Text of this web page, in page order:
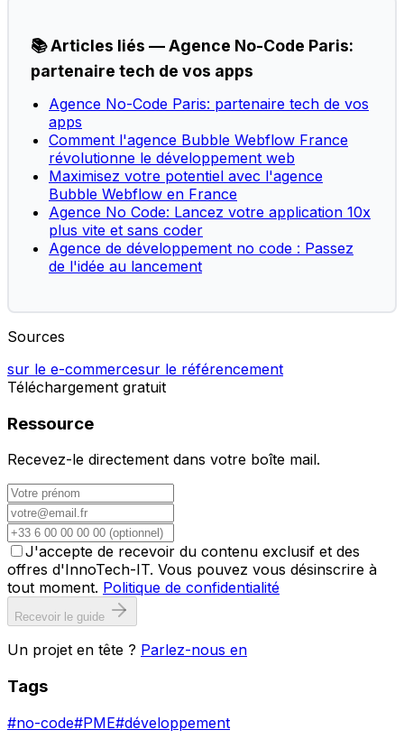
📚 Articles liés — Agence No-Code Paris:
partenaire tech de vos apps
Agence No-Code Paris: partenaire tech de vos
apps
Comment l'agence Bubble Webflow France
révolutionne le développement web
Maximisez votre potentiel avec l'agence
Bubble Webflow en France
Agence No Code: Lancez votre application 10x
plus vite et sans coder
Agence de développement no code : Passez
de l'idée au lancement
Sources
sur le e-commercesur le référencement
Téléchargement gratuit
Ressource
Recevez-le directement dans votre boîte mail.
J'accepte de recevoir du contenu exclusif et des
offres d'InnoTech-IT. Vous pouvez vous désinscrire à
tout moment. Politique de confidentialité
Recevoir le guide
Un projet en tête ? Parlez-nous en
Tags
#no-code#PME#développement